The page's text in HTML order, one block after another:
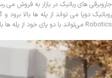
Robotics می‌تواند با دو پای خود از پله‌ ها بالا برود و آنها را تمیز کند.